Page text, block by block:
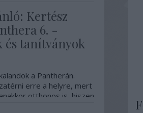
Kertész
6. -
és tanítványok
a Pantherán.
erre a helyre, mert
otthonos is, hiszen